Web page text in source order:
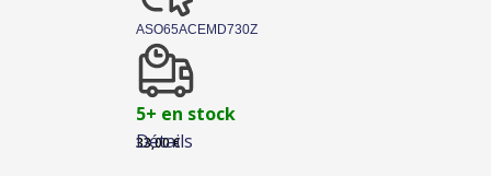
Détails
ASO65ACEMD730Z
5+ en stock
33,00€